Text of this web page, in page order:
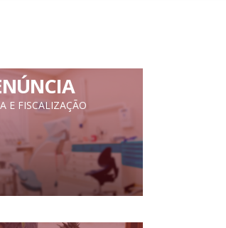
E FISCALIZAÇÃO